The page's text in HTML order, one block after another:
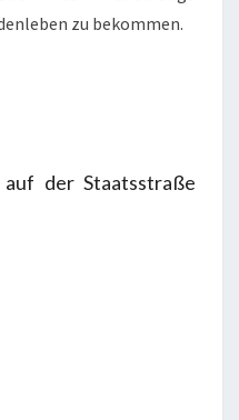
zu bekommen.
der Staatsstraße